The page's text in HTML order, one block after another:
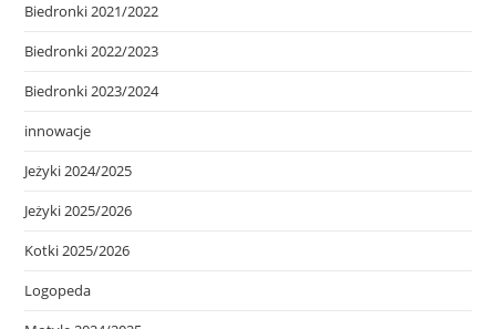
Biedronki 2021/2022
Biedronki 2022/2023
Biedronki 2023/2024
innowacje
Jeżyki 2024/2025
Jeżyki 2025/2026
Kotki 2025/2026
Logopeda